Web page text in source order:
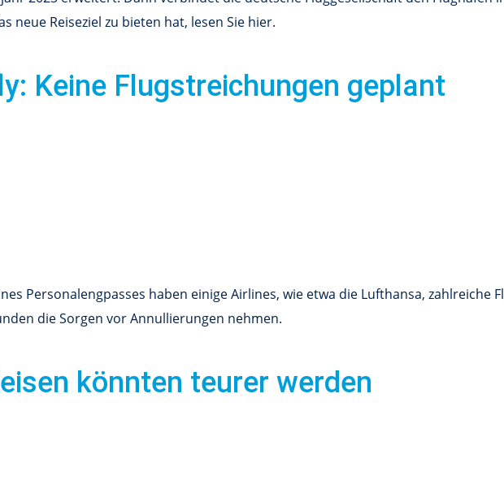
neue Reiseziel zu bieten hat, lesen Sie hier.
Keine Flugstreichungen geplant
Personalengpasses haben einige Airlines, wie etwa die Lufthansa, zahlreiche
die Sorgen vor Annullierungen nehmen.
könnten teurer werden